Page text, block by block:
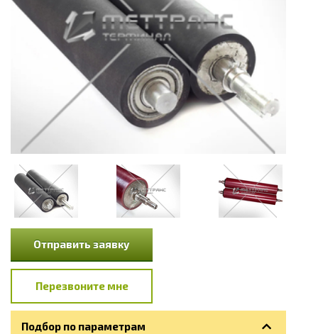
Отправить заявку
Перезвоните мне
Подбор по параметрам